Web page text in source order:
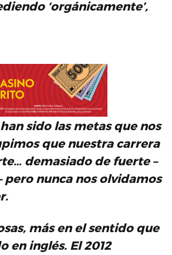
‘orgánicamente’,
sido las metas que nos
que nuestra carrera
demasiado de fuerte –
nunca nos olvidamos
más en el sentido que
en inglés. El 2012